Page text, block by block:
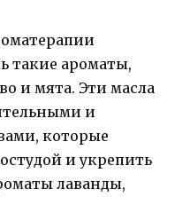
такие ароматы,
и мята. Эти масла
и
которые
и укрепить
лаванды,